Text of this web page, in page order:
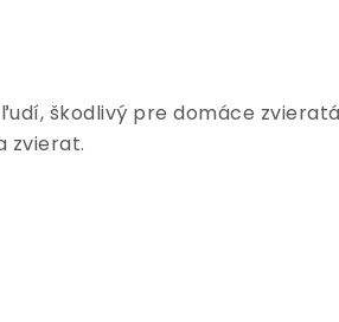
škodlivý pre domáce
zvierat.